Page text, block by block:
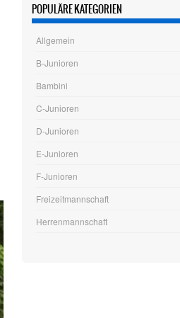
POPULÄRE KATEGORIEN
Allgemein
B-Junioren
Bambini
C-Junioren
D-Junioren
E-Junioren
F-Junioren
Freizeitmannschaft
Herrenmannschaft